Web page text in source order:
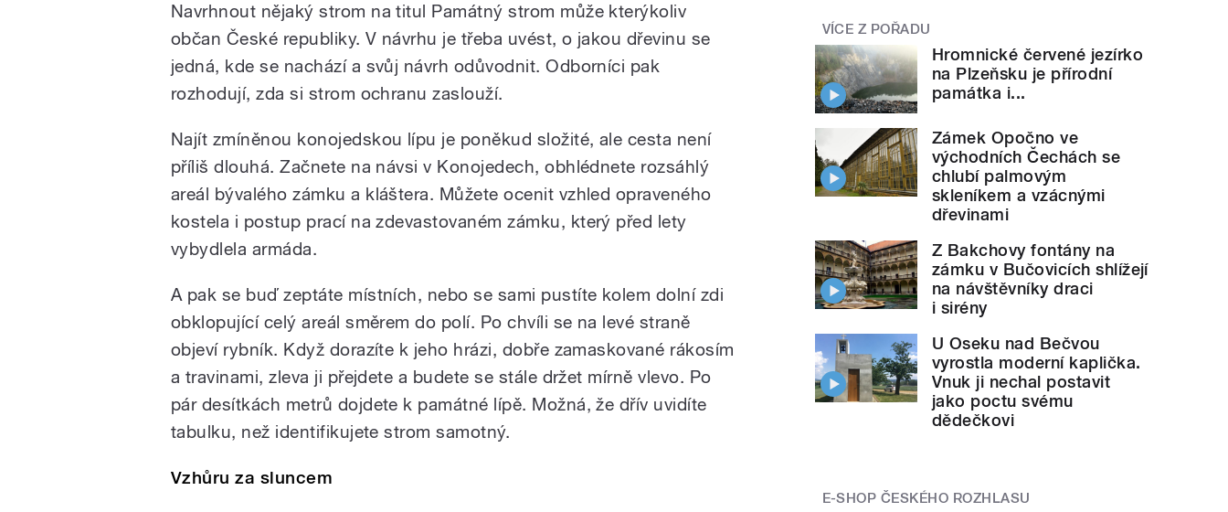
Navrhnout nějaký strom na titul Památný strom může kterýkoliv
občan České republiky. V návrhu je třeba uvést, o jakou dřevinu se
jedná, kde se nachází a svůj návrh odůvodnit. Odborníci pak
rozhodují, zda si strom ochranu zaslouží.
Najít zmíněnou konojedskou lípu je poněkud složité, ale cesta není
příliš dlouhá. Začnete na návsi v Konojedech, obhlédnete rozsáhlý
areál bývalého zámku a kláštera. Můžete ocenit vzhled opraveného
kostela i postup prací na zdevastovaném zámku, který před lety
vybydlela armáda.
A pak se buď zeptáte místních, nebo se sami pustíte kolem dolní zdi
obklopující celý areál směrem do polí. Po chvíli se na levé straně
objeví rybník. Když dorazíte k jeho hrázi, dobře zamaskované rákosím
a travinami, zleva ji přejdete a budete se stále držet mírně vlevo. Po
pár desítkách metrů dojdete k památné lípě. Možná, že dřív uvidíte
tabulku, než identifikujete strom samotný.
Vzhůru za sluncem
VÍCE Z POŘADU
Hromnické červené jezírko
na Plzeňsku je přírodní
památka i...
Zámek Opočno ve
východních Čechách se
chlubí palmovým
skleníkem a vzácnými
dřevinami
Z Bakchovy fontány na
zámku v Bučovicích shlížejí
na návštěvníky draci
i sirény
U Oseku nad Bečvou
vyrostla moderní kaplička.
Vnuk ji nechal postavit
jako poctu svému
dědečkovi
E-SHOP ČESKÉHO ROZHLASU